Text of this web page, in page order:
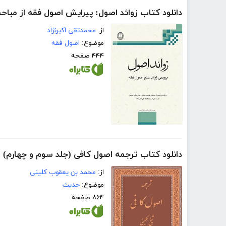
دانلود کتاب زوائد اصول: پیرایش اصول فقه از
از: محمدتقی اکبرنژاد
موضوع: اصول فقه
۴۴۴ صفحه
دانلود کتاب ترجمه اصول کافی (جلد سوم و چهارم)
از: محمد بن یعقوب کلینی
موضوع: حدیث
۸۶۴ صفحه